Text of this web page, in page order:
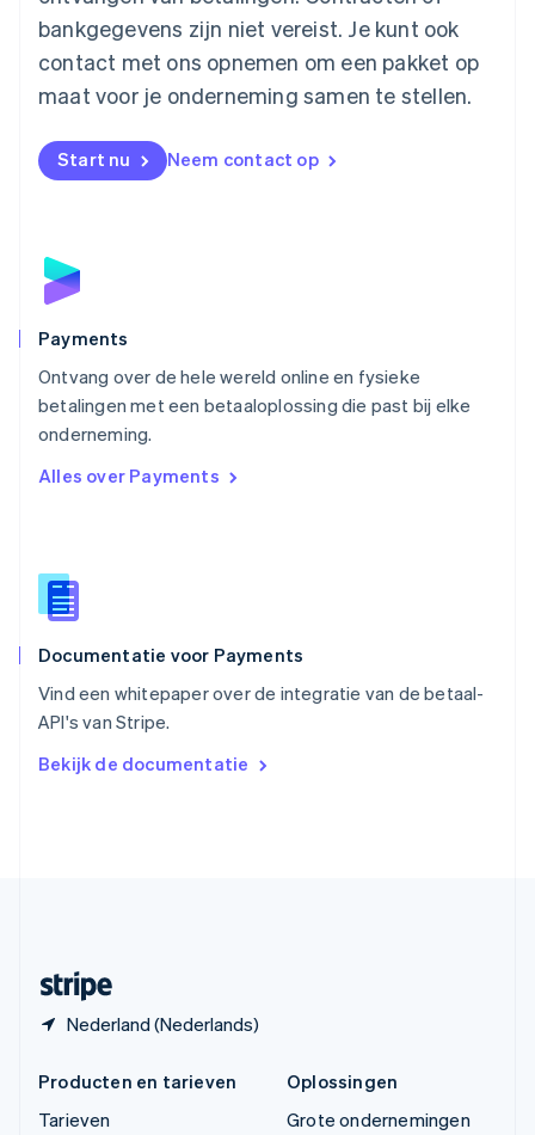
bankgegevens zijn niet vereist. Je kunt ook
contact met ons opnemen om een pakket op
maat voor je onderneming samen te stellen.
Start nu Neem contact op
Payments
Ontvang over de hele wereld online en fysieke
betalingen met een betaaloplossing die past bij elke
onderneming.
Alles over Payments
Documentatie voor Payments
Vind een whitepaper over de integratie van de betaal-
API's van Stripe.
Bekijk de documentatie
Nederland (Nederlands)
Mexico
Nederland
NederlandsEnglish
English
Noorwegen
Polen
English
Português
English
Singapore
English简体中文
EnglishItaliano
Español
Thailand
Tsjechië
Vasteland van China
简体中文English
English
Producten en tarieven
Tarieven
Oplossingen
Grote ondernemingen